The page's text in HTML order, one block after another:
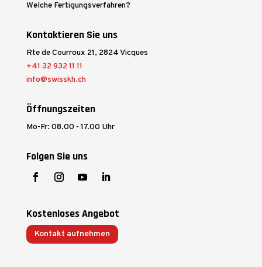
Welche Fertigungsverfahren?
Kontaktieren Sie uns
Rte de Courroux 21, 2824 Vicques
+41 32 932 11 11
info@swisskh.ch
Öffnungszeiten
Mo-Fr: 08.00 - 17.00 Uhr
Folgen Sie uns
Kostenloses Angebot
Kontakt aufnehmen